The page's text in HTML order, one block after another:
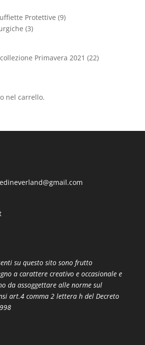
Protettive (9)
(3)
Primavera 2021 (22)
nel carrello.
su questo sito sono frutto
a carattere creativo e occasionale e
da assoggettare alle norme sul
art.4 comma 2 lettera h del Decreto